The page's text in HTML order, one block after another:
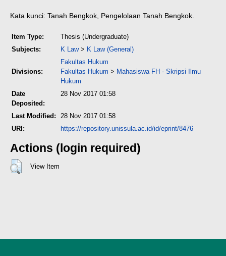
Kata kunci: Tanah Bengkok, Pengelolaan Tanah Bengkok.
Item Type:
Thesis (Undergraduate)
Subjects:
K Law> K Law (General)
Divisions:
Fakultas Hukum
Fakultas Hukum > Mahasiswa FH - Skripsi Ilmu
Hukum
Date
Deposited:
28 Nov 2017 01:58
Last Modified:
28 Nov 2017 01:58
URI:
https://repository.unissula.ac.id/id/eprint/8476
Actions (login required)
View Item